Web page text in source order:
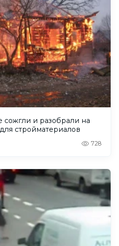
и разобрали на
стройматериалов
728